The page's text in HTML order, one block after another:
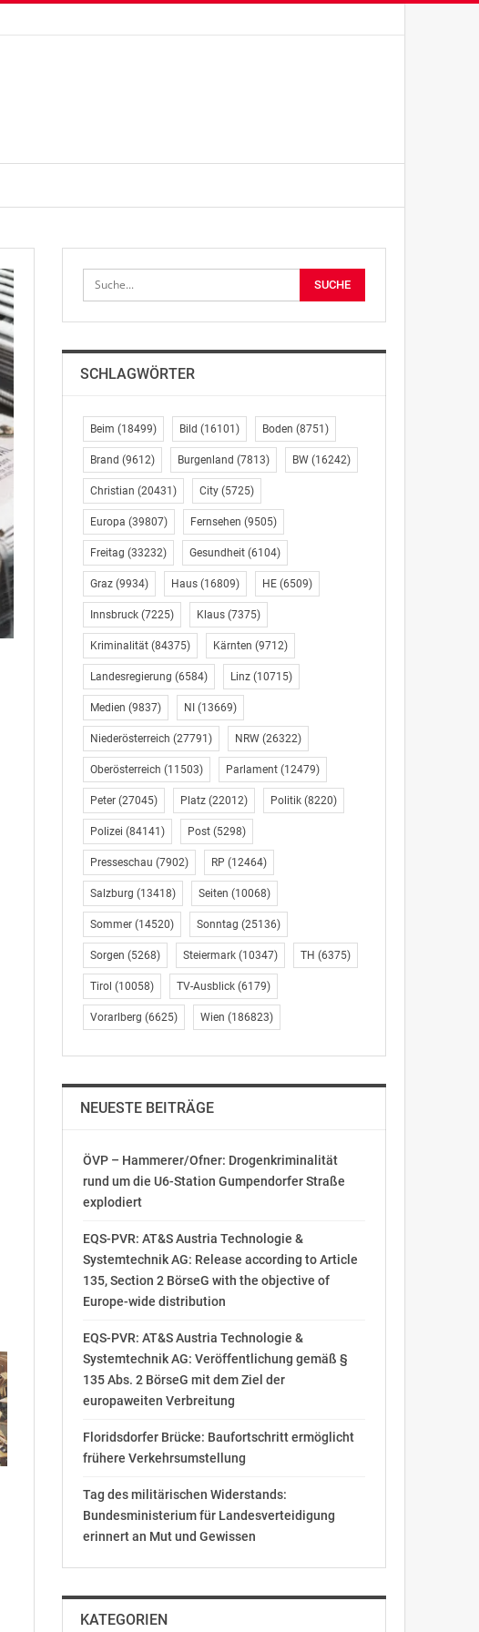
SCHLAGWÖRTER
Beim (18499) Bild (16101) Boden (8751)
Brand (9612) Burgenland (7813) BW(16242)
Christian (20431) City(5725)
Europa (39807) Fernsehen (9505)
Freitag (33232) Gesundheit(6104)
Graz(9934) Haus(16809) HE(6509)
Innsbruck(7225) Klaus(7375)
Kriminalität(84375) Kärnten (9712)
Landesregierung (6584) Linz(10715)
Medien (9837) NI (13669)
Niederösterreich (27791) NRW(26322)
Oberösterreich (11503) Parlament(12479)
Peter(27045) Platz(22012) Politik(8220)
Polizei (84141) Post(5298)
Presseschau (7902) RP (12464)
Salzburg (13418) Seiten (10068)
Sommer(14520) Sonntag (25136)
Sorgen (5268) Steiermark(10347) TH (6375)
Tirol (10058) TV-Ausblick(6179)
Vorarlberg (6625) Wien (186823)
NEUESTE BEITRÄGE
ÖVP – Hammerer/Ofner: Drogenkriminalität
rund um die U6-Station Gumpendorfer Straße
explodiert
EQS-PVR: AT&S Austria Technologie &
Systemtechnik AG: Release according to Article
135, Section 2 BörseG with the objective of
Europe-wide distribution
EQS-PVR: AT&S Austria Technologie &
Systemtechnik AG: Veröffentlichung gemäß §
135 Abs. 2 BörseG mit dem Ziel der
europaweiten Verbreitung
Floridsdorfer Brücke: Baufortschritt ermöglicht
frühere Verkehrsumstellung
Tag des militärischen Widerstands:
Bundesministerium für Landesverteidigung
erinnert an Mut und Gewissen
KATEGORIEN